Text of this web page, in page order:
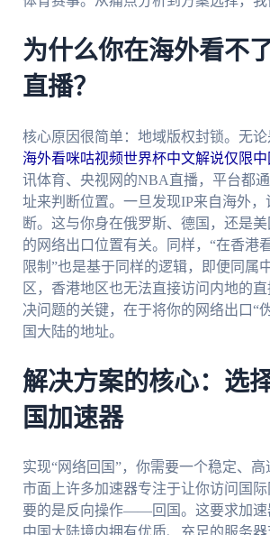
为什么你在海外看不
直播？
核心原因很简单：地域版权封锁。无
海外看咪咕视频世界杯中文解说仅限
讯体育、央视网的NBA直播，平台都
址来判断位置。一旦发现IP来自海外，
断。这与你身在俄罗斯、德国，还是
的网络出口位置有关。同样，“在香港
限制”也是基于同样的逻辑，即便同属
区，香港地区也无法直接访问内地的
决问题的关键，在于将你的网络出口“
国大陆的地址。
解决方案的核心：选
国加速器
实现“网络回国”，你需要一个稳定、高
市面上许多加速器专注于让你访问国
要的是反向操作——回国。这要求加速
中国大陆境内拥有优质、充足的服务